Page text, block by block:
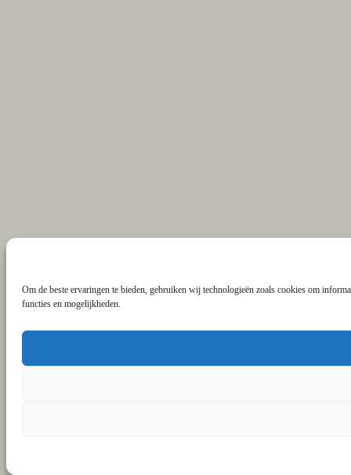
Om de beste ervaringen te bieden, gebruiken wij technologieën zoals cookies om
functies en mogelijkheden.